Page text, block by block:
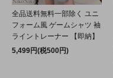
全品送料無料一部除く ユニ
フォーム風 ゲームシャツ 袖
ライントレーナー 【即納】
5,499円(税500円)